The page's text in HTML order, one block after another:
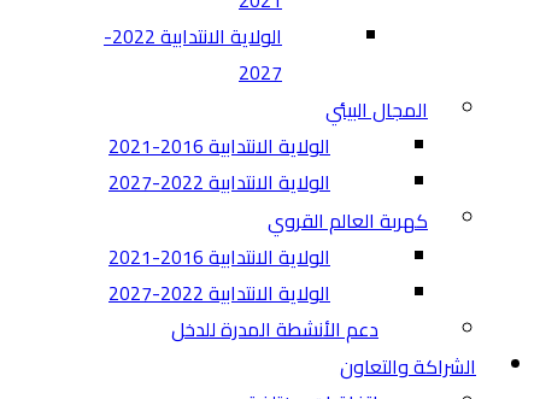
الولاية الانتدابية 2022-
2027
المجال البيئي
الولاية الانتدابية 2016-2021
الولاية الانتدابية 2022-2027
كهربة العالم القروي
الولاية الانتدابية 2016-2021
الولاية الانتدابية 2022-2027
دعم الأنشطة المدرة للدخل
الشراكة والتعاون